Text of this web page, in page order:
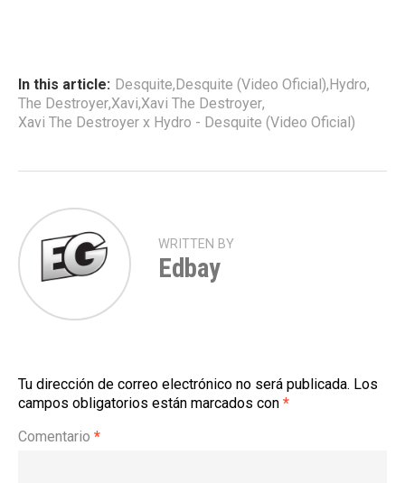
In this article: Desquite,Desquite (Video Oficial),Hydro,
The Destroyer,Xavi,Xavi The Destroyer,
Xavi The Destroyer x Hydro - Desquite (Video Oficial)
WRITTEN BY
Edbay
Tu dirección de correo electrónico no será publicada. Los
campos obligatorios están marcados con *
Comentario *